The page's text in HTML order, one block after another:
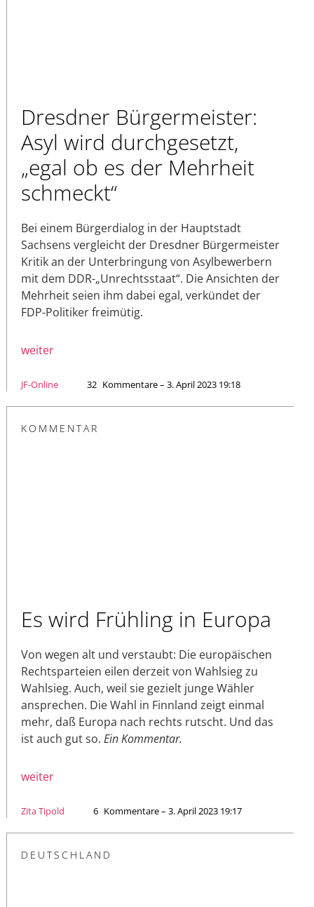
Dresdner Bürgermeister:
Asyl wird durchgesetzt,
„egal ob es der Mehrheit
schmeckt“
Bei einem Bürgerdialog in der Hauptstadt
Sachsens vergleicht der Dresdner Bürgermeister
Kritik an der Unterbringung von Asylbewerbern
mit dem DDR-„Unrechtsstaat“. Die Ansichten der
Mehrheit seien ihm dabei egal, verkündet der
FDP-Politiker freimütig.
weiter
JF-Online 32 Kommentare – 3. April 2023 19:18
KOMMENTAR
Es wird Frühling in Europa
Von wegen alt und verstaubt: Die europäischen
Rechtsparteien eilen derzeit von Wahlsieg zu
Wahlsieg. Auch, weil sie gezielt junge Wähler
ansprechen. Die Wahl in Finnland zeigt einmal
mehr, daß Europa nach rechts rutscht. Und das
ist auch gut so. Ein Kommentar.
weiter
Zita Tipold 6 Kommentare – 3. April 2023 19:17
DEUTSCHLAND